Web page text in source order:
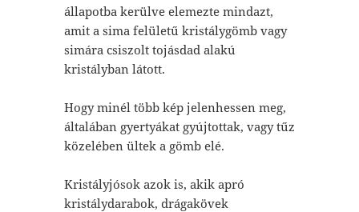
állapotba kerülve elemezte mindazt,
amit a sima felületű kristálygömb vagy
simára csiszolt tojásdad alakú
kristályban látott.
Hogy minél több kép jelenhessen meg,
általában gyertyákat gyújtottak, vagy tűz
közelében ültek a gömb elé.
Kristályjósok azok is, akik apró
kristálydarabok, drágakövek